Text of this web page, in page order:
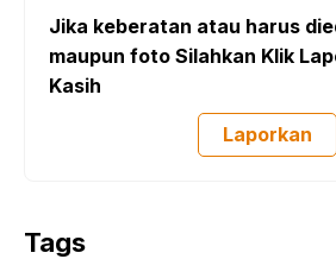
Jika keberatan atau harus
maupun foto Silahkan Klik
Kasih
Laporkan
Tags